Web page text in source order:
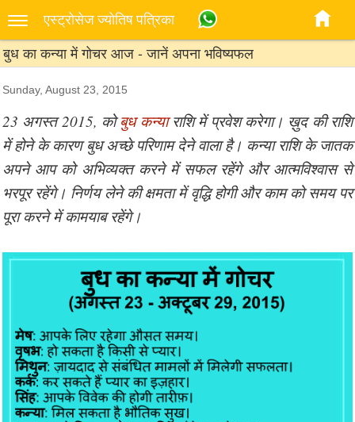
एस्‍ट्रोसेज ज्‍योतिष पत्रिका
बुध का कन्या में गोचर आज - जानें अपना भविष्यफल
Sunday, August 23, 2015
23 अगस्त 2015, कोबुधकन्याराशि में प्रवेश करेगा। ख़ुद की राशि
में होने के कारण बुध अच्छे परिणाम देने वाला है। कन्या राशि के जातक
अपने आप को अभिव्यक्त करने में सफल रहेंगे और आत्मविश्वास से
भरपूर रहेंगे। निर्णय लेने की क्षमता में वृद्धि होगी और काम को समय पर
पूरा करने में कामयाब रहेंगे।